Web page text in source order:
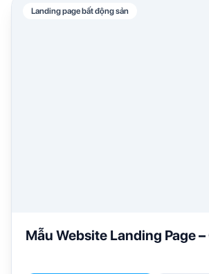
Landing page bất động sản
Mẫu Website Landing Page